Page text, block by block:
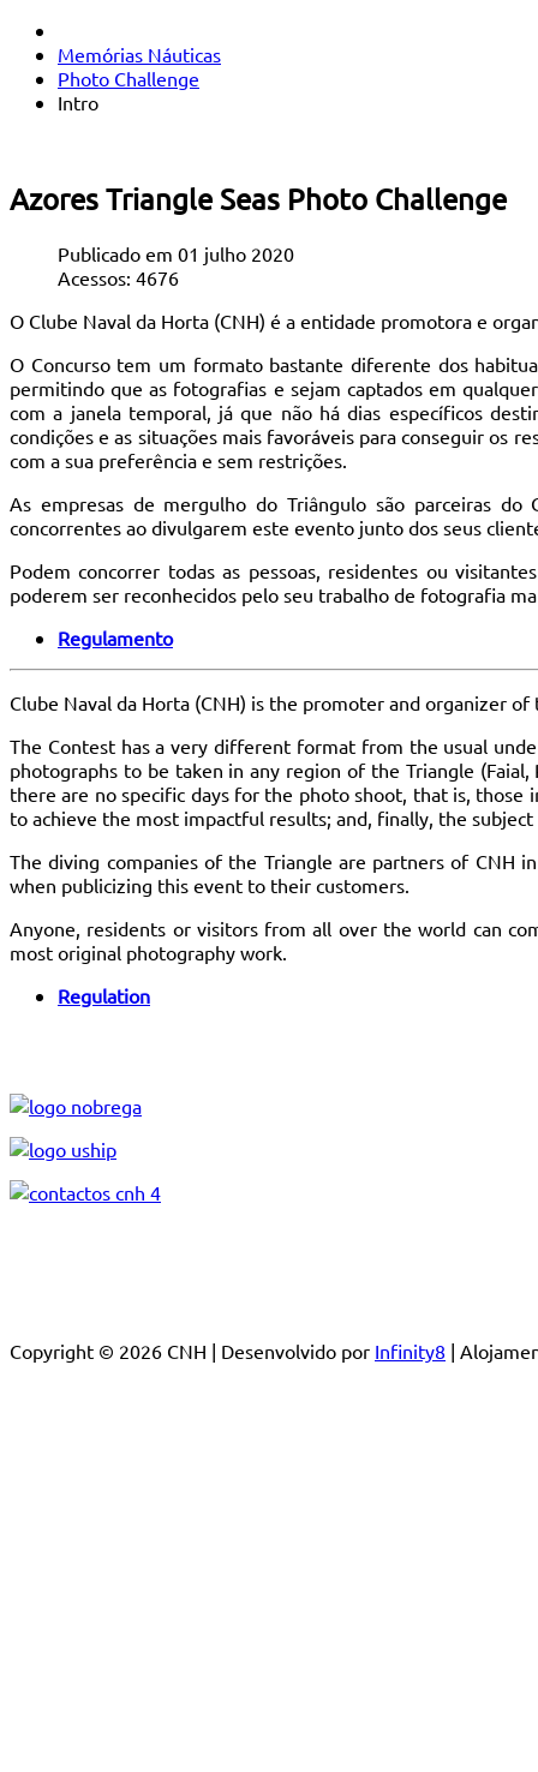
Memórias Náuticas
Photo Challenge
Intro
Azores Triangle Seas Photo Challenge
Publicado em 01 julho 2020
Acessos: 4676
O Clube Naval da Horta (CNH) é a entidade promotora e
O Concurso tem um formato bastante diferente dos
permitindo que as fotografias e sejam captados em
com a janela temporal, já que não há dias específicos
condições e as situações mais favoráveis para conseguir os
com a sua preferência e sem restrições.
As empresas de mergulho do Triângulo são parceiras
concorrentes ao divulgarem este evento junto dos seus
Podem concorrer todas as pessoas, residentes ou
poderem ser reconhecidos pelo seu trabalho de fotografia
Regulamento
Clube Naval da Horta (CNH) is the promoter and organizer
The Contest has a very different format from the usual
photographs to be taken in any region of the Triangle
there are no specific days for the photo shoot, that is,
to achieve the most impactful results; and, finally, the
The diving companies of the Triangle are partners of CNH
when publicizing this event to their customers.
Anyone, residents or visitors from all over the world can
most original photography work.
Regulation
Copyright © 2026 CNH | Desenvolvido por Infinity8 |